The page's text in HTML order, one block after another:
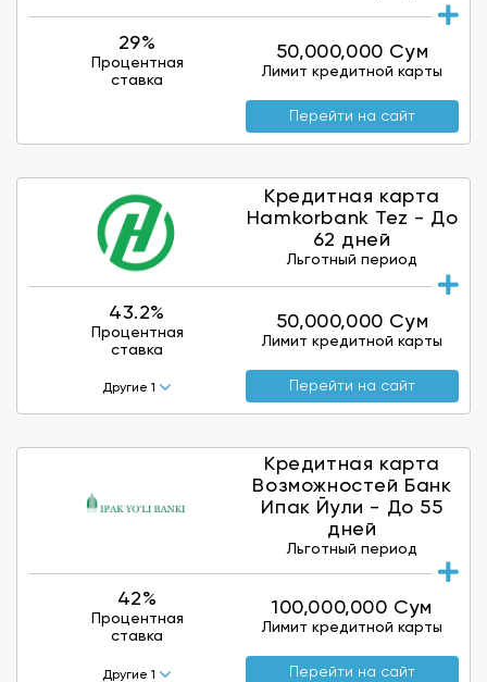
29%
Процентная
ставка
50,000,000 Сум
Лимит кредитной карты
Перейти на сайт
Кредитная карта
Hamkorbank Tez - До
62 дней
Льготный период
43.2%
Процентная
ставка
50,000,000 Сум
Лимит кредитной карты
Другие 1 Перейти на сайт
Кредитная карта
Возможностей Банк
Ипак Йули - До 55
дней
Льготный период
42%
Процентная
ставка
100,000,000 Сум
Лимит кредитной карты
Другие 1 Перейти на сайт